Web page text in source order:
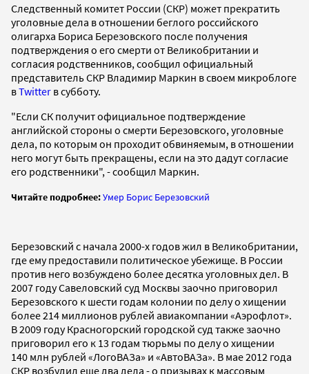
Следственный комитет России (СКР) может прекратить
уголовные дела в отношении беглого российского
олигарха Бориса Березовского после получения
подтверждения о его смерти от Великобритании и
согласия родственников, сообщил официальный
представитель СКР Владимир Маркин в своем микроблоге
вTwitter в субботу.
"Если СК получит официальное подтверждение
английской стороны о смерти Березовского, уголовные
дела, по которым он проходит обвиняемым, в отношении
него могут быть прекращены, если на это дадут согласие
его родственники", - сообщил Маркин.
Читайте подробнее:Умер Борис Березовский
Березовский с начала 2000-х годов жил в Великобритании,
где ему предоставили политическое убежище. В России
против него возбуждено более десятка уголовных дел. В
2007 году Савеловский суд Москвы заочно приговорил
Березовского к шести годам колонии по делу о хищении
более 214 миллионов рублей авиакомпании «Аэрофлот».
В 2009 году Красногорский городской суд также заочно
приговорил его к 13 годам тюрьмы по делу о хищении
140 млн рублей «ЛогоВАЗа» и «АвтоВАЗа». В мае 2012 года
СКР возбудил еще два дела - о призывах к массовым